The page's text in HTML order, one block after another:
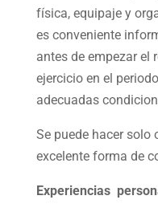
física, equipaje y
es conveniente
antes de empezar el
ejercicio en el
adecuadas
Se puede hacer solo
excelente forma de
Experiencias